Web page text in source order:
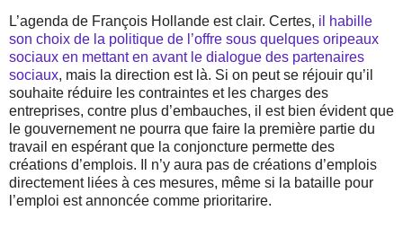
L’agenda de François Hollande est clair. Certes, il habille
son choix de la politique de l’offre sous quelques oripeaux
sociaux en mettant en avant le dialogue des partenaires
sociaux, mais la direction est là. Si on peut se réjouir qu’il
souhaite réduire les contraintes et les charges des
entreprises, contre plus d’embauches, il est bien évident que
le gouvernement ne pourra que faire la première partie du
travail en espérant que la conjoncture permette des
créations d’emplois. Il n’y aura pas de créations d’emplois
directement liées à ces mesures, même si la bataille pour
l’emploi est annoncée comme prioritarire.